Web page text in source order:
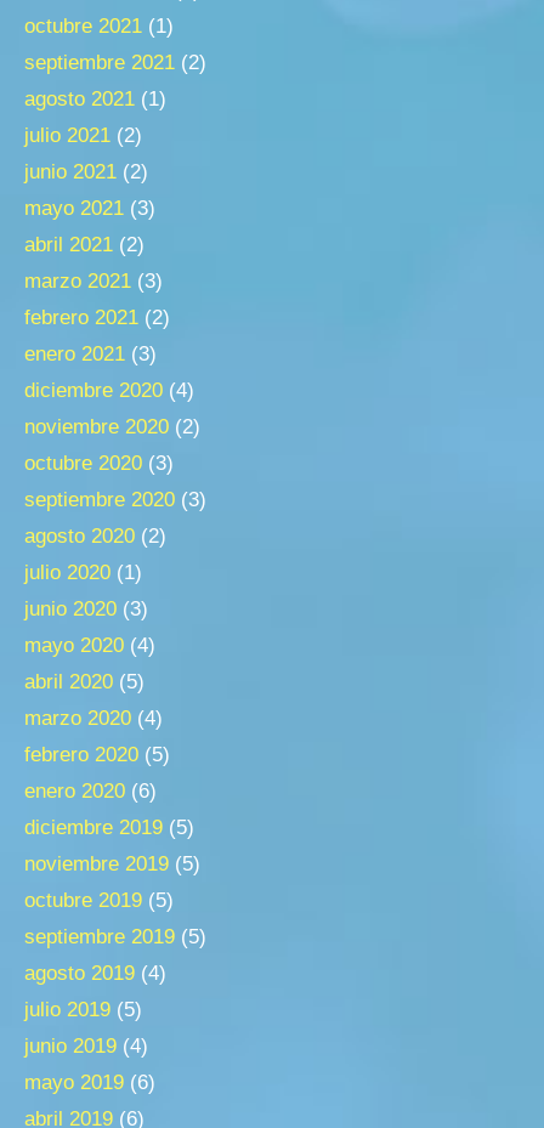
octubre 2021 (1)
septiembre 2021 (2)
agosto 2021 (1)
julio 2021 (2)
junio 2021 (2)
mayo 2021 (3)
abril 2021 (2)
marzo 2021 (3)
febrero 2021 (2)
enero 2021 (3)
diciembre 2020 (4)
noviembre 2020 (2)
octubre 2020 (3)
septiembre 2020 (3)
agosto 2020 (2)
julio 2020 (1)
junio 2020 (3)
mayo 2020 (4)
abril 2020 (5)
marzo 2020 (4)
febrero 2020 (5)
enero 2020 (6)
diciembre 2019 (5)
noviembre 2019 (5)
octubre 2019 (5)
septiembre 2019 (5)
agosto 2019 (4)
julio 2019 (5)
junio 2019 (4)
mayo 2019 (6)
abril 2019 (6)